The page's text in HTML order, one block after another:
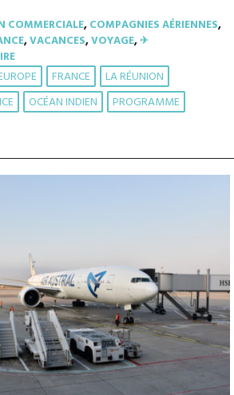
COMMERCIALE,COMPAGNIES AÉRIENNES,
,VACANCES,VOYAGE,✈︎
FRANCE
LA RÉUNION
OCÉAN INDIEN
PROGRAMME